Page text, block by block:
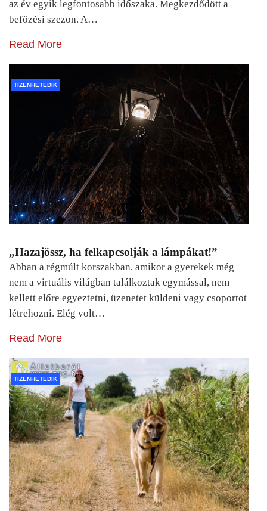
az év egyik legfontosabb időszaka. Megkezdődött a
befőzési szezon. A…
Read More
TIZENHETEDIK
„Hazajössz, ha felkapcsolják a lámpákat!”
Abban a régmúlt korszakban, amikor a gyerekek még
nem a virtuális világban találkoztak egymással, nem
kellett előre egyeztetni, üzenetet küldeni vagy csoportot
létrehozni. Elég volt…
Read More
TIZENHETEDIK